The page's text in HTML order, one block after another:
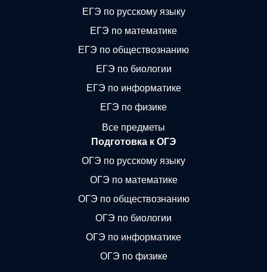
ЕГЭ по русскому языку
ЕГЭ по математике
ЕГЭ по обществознанию
ЕГЭ по биологии
ЕГЭ по информатике
ЕГЭ по физике
Все предметы
Подготовка к ОГЭ
ОГЭ по русскому языку
ОГЭ по математике
ОГЭ по обществознанию
ОГЭ по биологии
ОГЭ по информатике
ОГЭ по физике